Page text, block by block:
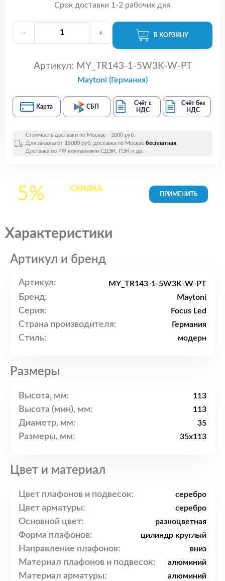
Срок доставки 1-2 рабочих дня
- + В КОРЗИНУ
Артикул: MY_TR143-1-5W3K-W-PT
Maytoni (Германия)
Карта СБП
Счёт с
НДС
Счёт без
НДС
Стоимость доставки по Москве - 2000 руб.
Для заказов от 15000 руб. доставка по Москве бесплатная.
Доставка по РФ компаниями СДЭК, ПЭК и др.
5% СКИДКАна все
Характеристики
Артикул и бренд
Артикул: MY_TR143-1-5W3K-W-PT
Бренд: Maytoni
Серия: Focus Led
Страна производителя: Германия
Стиль: модерн
Размеры
Высота, мм: 113
Высота (мин), мм: 113
Диаметр, мм: 35
Размеры, мм: 35x113
Цвет и материал
Цвет плафонов и подвесок: серебро
Цвет арматуры: серебро
Основной цвет: разноцветная
Форма плафонов: цилиндр круглый
Направление плафонов: вниз
Материал плафонов и подвесок: алюминий
Материал арматуры: алюминий